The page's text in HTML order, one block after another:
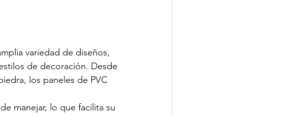
variedad de diseños,
de decoración. Desde
los paneles de PVC
manejar, lo que facilita su